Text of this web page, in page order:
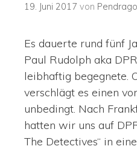
19. Juni 2017 von
Es dauerte rund fünf
Paul Rudolph aka
leibhaftig begegnete.
verschlägt es einen
unbedingt. Nach
hatten wir uns auf
The Detectives“ in